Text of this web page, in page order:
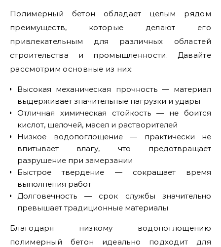
Полимерный бетон обладает целым рядом
преимуществ, которые делают его
привлекательным для различных областей
строительства и промышленности. Давайте
рассмотрим основные из них:
Высокая механическая прочность — материал
выдерживает значительные нагрузки и удары
Отличная химическая стойкость — не боится
кислот, щелочей, масел и растворителей
Низкое водопоглощение — практически не
впитывает влагу, что предотвращает
разрушение при замерзании
Быстрое твердение — сокращает время
выполнения работ
Долговечность — срок службы значительно
превышает традиционные материалы
Благодаря низкому водопоглощению
полимерный бетон идеально подходит для